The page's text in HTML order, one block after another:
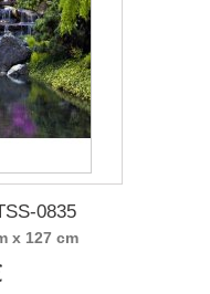
0835
x 127 cm